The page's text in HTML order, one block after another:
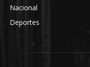
Nacional
Deportes